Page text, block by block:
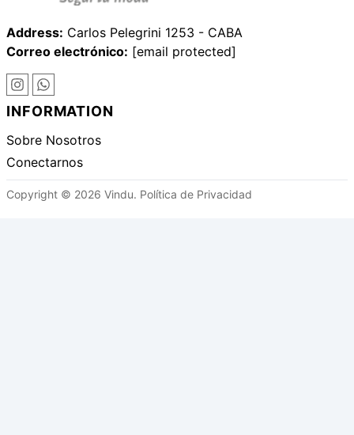
Copyright © 2026 Vindu.